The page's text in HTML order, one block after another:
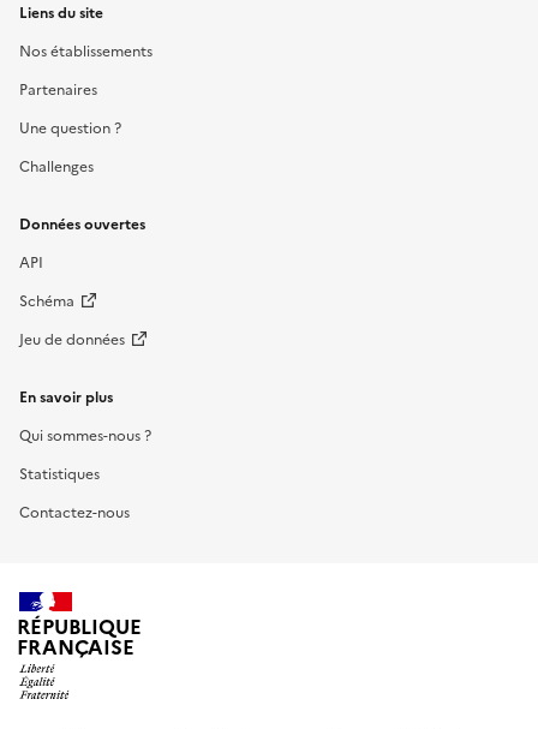
Liens du site
Nos établissements
Partenaires
Une question ?
Challenges
Données ouvertes
API
Schéma
Jeu de données
En savoir plus
Qui sommes-nous ?
Statistiques
Contactez-nous
RÉPUBLIQUE
FRANÇAISE